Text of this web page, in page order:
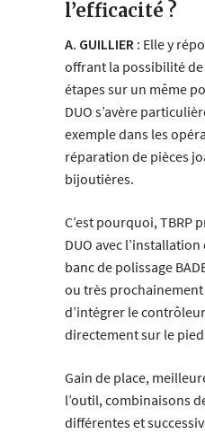
l’efficacité ?
A. GUILLIER : Elle y
offrant la possibilité
étapes sur un même
DUO s’avère
exemple dans les
réparation de pièces
bijoutières.
C’est pourquoi, TBRP
DUO avec
banc de polissage
ou très
d’intégrer le
directement sur le
Gain de place,
l’outil, combinaisons
différentes et